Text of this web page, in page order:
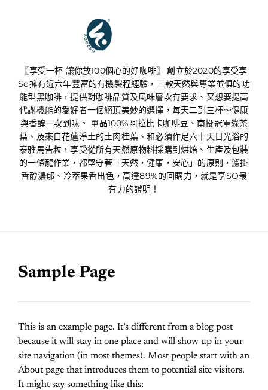
〖享受一杯 讓你放100個心的好咖啡〗 創立於2020的享受享
So擁有近六年豐富的有機製程經驗，三款天然與專業並俱的功
能型黑咖啡，提供對咖啡品質及風味層次有要求、又想要提高
代謝機能的愛好者一個絕頂美妙的選擇，每天二到三杯～健康
與香醇一次到味。 單品100%阿拉比卡咖啡豆、南投冠軍綠茶
葉、及來自花蓮淨土的土肉桂葉、和必須作足六十天日光浴的
泰雅馬告粒，享受從所有天然原物料採購到烘焙、生產及包裝
的一條龍作業，都堅守著「天然，健康，安心」的原則，濾掛
香醇濃郁、冷萃果香出色，高達89%的回購力，就是享SO最
有力的證明！
Sample Page
This is an example page. It’s different from a blog post
because it will stay in one place and will show up in your
site navigation (in most themes). Most people start with an
About page that introduces them to potential site visitors.
It might say something like this: